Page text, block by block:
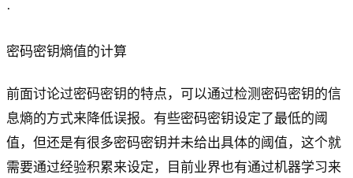
·
密码密钥熵值的计算
前面讨论过密码密钥的特点，可以通过检测密码密钥的信
息熵的方式来降低误报。有些密码密钥设定了最低的阈
值，但还是有很多密码密钥并未给出具体的阈值，这个就
需要通过经验积累来设定，目前业界也有通过机器学习来